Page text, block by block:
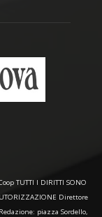
TUTTI I DIRITTI SONO
Direttore
piazza Sordello,